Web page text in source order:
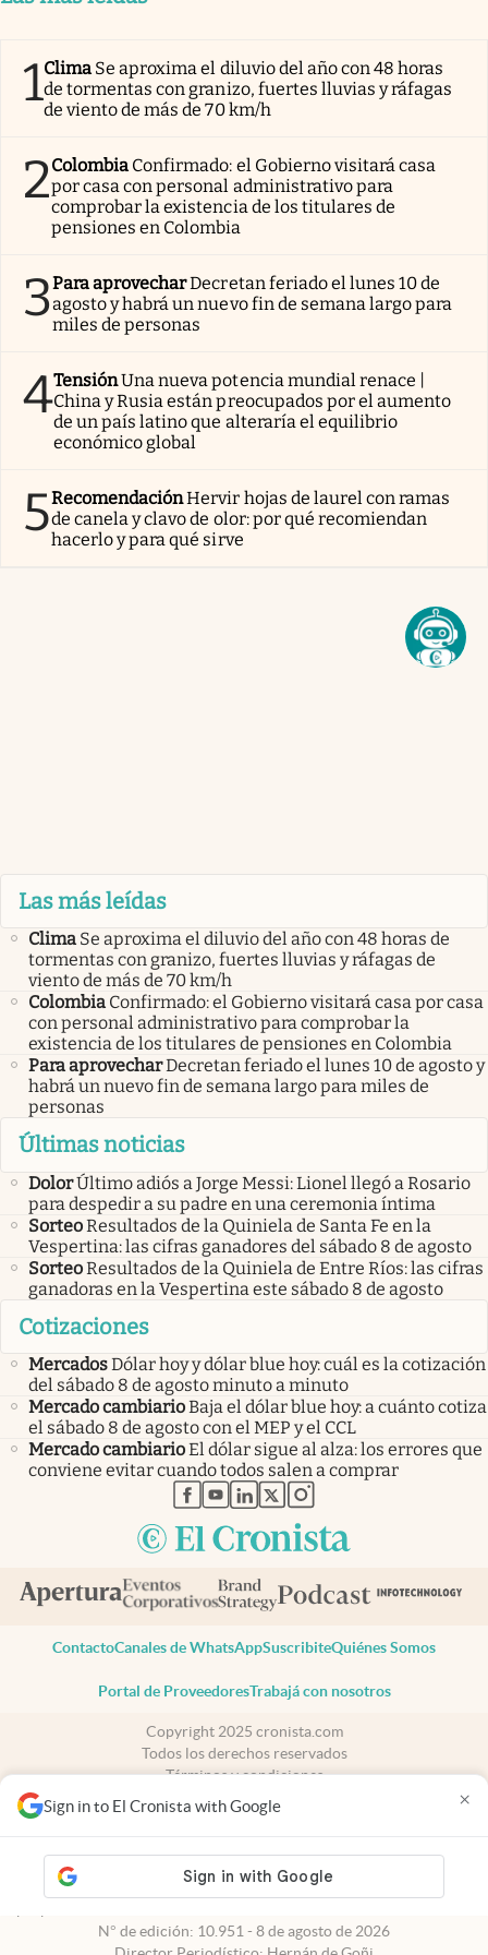
Sign in to El Cronista with Google ×
1Clima Se aproxima el diluvio del año con 48 horas
de tormentas con granizo, fuertes lluvias y ráfagas
de viento de más de 70 km/h
2Colombia Confirmado: el Gobierno visitará casa
por casa con personal administrativo para
comprobar la existencia de los titulares de
pensiones en Colombia
3Para aprovecharDecretan feriado el lunes 10 de
agosto y habrá un nuevo fin de semana largo para
miles de personas
4TensiónUna nueva potencia mundial renace |
China y Rusia están preocupados por el aumento
de un país latino que alteraría el equilibrio
económico global
5RecomendaciónHervir hojas de laurel con ramas
de canela y clavo de olor: por qué recomiendan
hacerlo y para qué sirve
Las más leídas
Clima Se aproxima el diluvio del año con 48 horas de
tormentas con granizo, fuertes lluvias y ráfagas de
viento de más de 70 km/h
Colombia Confirmado: el Gobierno visitará casa por casa
con personal administrativo para comprobar la
existencia de los titulares de pensiones en Colombia
Para aprovecharDecretan feriado el lunes 10 de agosto y
habrá un nuevo fin de semana largo para miles de
personas
Últimas noticias
DolorÚltimo adiós a Jorge Messi: Lionel llegó a Rosario
para despedir a su padre en una ceremonia íntima
SorteoResultados de la Quiniela de Santa Fe en la
Vespertina: las cifras ganadores del sábado 8 de agosto
SorteoResultados de la Quiniela de Entre Ríos: las cifras
ganadoras en la Vespertina este sábado 8 de agosto
Cotizaciones
MercadosDólar hoy y dólar blue hoy: cuál es la cotización
del sábado 8 de agosto minuto a minuto
Mercado cambiarioBaja el dólar blue hoy: a cuánto cotiza
el sábado 8 de agosto con el MEP y el CCL
Mercado cambiarioEl dólar sigue al alza: los errores que
conviene evitar cuando todos salen a comprar
abre en nueva pestaña
abre en nueva pestaña
abre en nueva pestaña
abre en nueva pestaña
abre en nueva pestaña
ContactoCanales de WhatsAppSuscribiteQuiénes Somos
Portal de ProveedoresTrabajá con nosotros
Copyright 2025 cronista.com
Todos los derechos reservados
Términos y condiciones
Privacidad
Consentimiento
cronista.com
es propiedad de El Cronista Comercial S.A Registro de
N° de edición: 10.951 - 8 de agosto de 2026